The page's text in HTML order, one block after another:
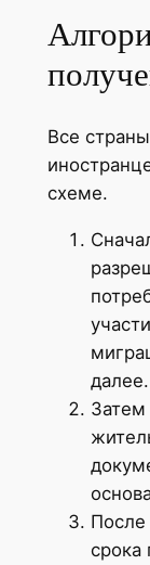
Все
схеме.
далее.
После
срока